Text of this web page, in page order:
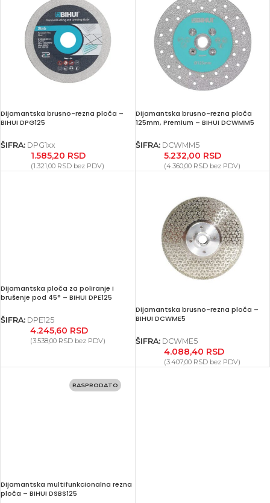
Dijamantska brusno-rezna ploča –
BIHUI DPG125
ŠIFRA: DPG1xx
1.585,20 RSD
(1.321,00 RSD bez PDV)
Dijamantska brusno-rezna ploča
125mm, Premium – BIHUI DCWMM5
ŠIFRA: DCWMM5
5.232,00 RSD
(4.360,00 RSD bez PDV)
Dijamantska ploča za poliranje i
brušenje pod 45° – BIHUI DPE125
ŠIFRA: DPE125
4.245,60 RSD
(3.538,00 RSDbez PDV)
Dijamantska brusno-rezna ploča –
BIHUI DCWME5
ŠIFRA: DCWME5
4.088,40 RSD
(3.407,00 RSD bez PDV)
RASPRODATO
Dijamantska multifunkcionalna rezna
ploča – BIHUI DSBS125